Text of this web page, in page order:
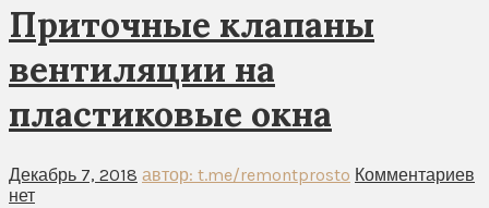
Приточные клапаны
вентиляции на
пластиковые окна
Декабрь 7, 2018 автор: t.me/remontprosto Комментариев
нет